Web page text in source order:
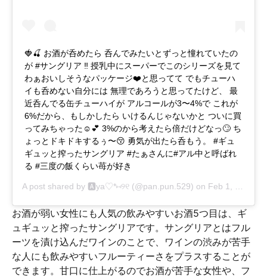
🍓🍒 お酒が呑めたら 呑んでみたいとずっと憧れていたの
が #サングリア ‼️ 授乳中にスーパーでこのシリーズを見て
わぁおいしそうなパッケージ❤️と思ってて でもチューハ
イも呑めない自分には 無理であろうと思ってたけど、 最
近呑んでる缶チューハイが アルコールが3〜4%で これが
6%だから、もしかしたら いけるんじゃないかと ついに買
ってみちゃった☺💕 3%のから考えたら倍だけどなっ🙄 ち
ょっとドキドキするぅ〜😚 勇気が出たら呑もう。 #ギュ
ギュッと搾ったサングリア #たぁさんに#アル中と呼ばれ
る #三度の飯くらい苺が好き
A post shared by 🅰ya♡*⑅୨୧ (@pan.pun.529) on Feb 1, 2017 at 9:26pm PST
お酒が弱い女性にも人気の飲みやすいお酒5つ目は、ギ
ュギュッと搾ったサングリアです。サングリアとはフル
ーツを漬け込んだワインのことで、ワインの渋みが苦手
な人にも飲みやすいフルーティーさをプラスすることが
できます。甘口に仕上がるのでお酒が苦手な女性や、フ